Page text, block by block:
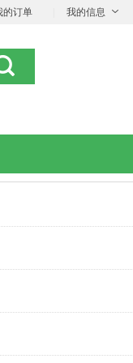
的订单 我的信息